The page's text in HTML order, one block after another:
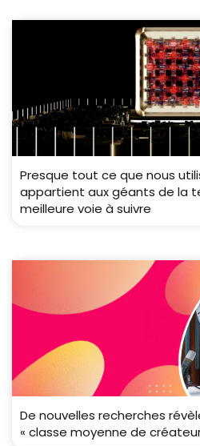
Presque tout ce que nous
appartient aux géants de la
meilleure voie à suivre
De nouvelles recherches
« classe moyenne de